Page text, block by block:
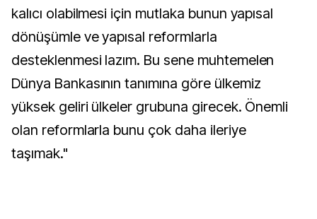
kalıcı olabilmesi için mutlaka bunun yapısal
dönüşümle ve yapısal reformlarla
desteklenmesi lazım. Bu sene muhtemelen
Dünya Bankasının tanımına göre ülkemiz
yüksek geliri ülkeler grubuna girecek. Önemli
olan reformlarla bunu çok daha ileriye
taşımak."